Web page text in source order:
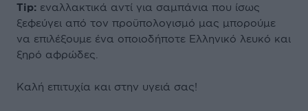
Tip: εναλλακτικά αντί για σαμπάνια που ίσως
ξεφεύγει από τον προϋπολογισμό μας μπορούμε
να επιλέξουμε ένα οποιοδήποτε Ελληνικό λευκό και
ξηρό αφρώδες.
Καλή επιτυχία και στην υγειά σας!